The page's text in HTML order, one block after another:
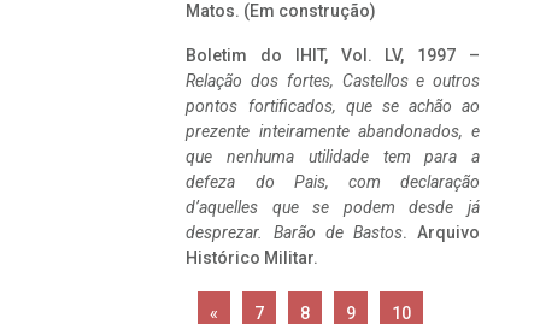
Matos. (Em construção)
Boletim do IHIT, Vol. LV, 1997 –
Relação dos fortes, Castellos e outros
pontos fortificados, que se achão ao
prezente inteiramente abandonados, e
que nenhuma utilidade tem para a
defeza do Pais, com declaração
d’aquelles que se podem desde já
desprezar. Barão de Bastos. Arquivo
Histórico Militar.
« 7 8 9 10